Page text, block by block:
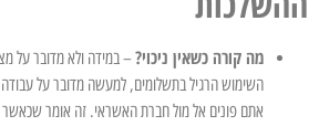
מה קורה כשאין ניכוי?– במידה ולא מדובר על
השימוש הרגיל בתשלומים, למעשה מדובר על
אתם פונים אל מול חברת האשראי. זה אומר